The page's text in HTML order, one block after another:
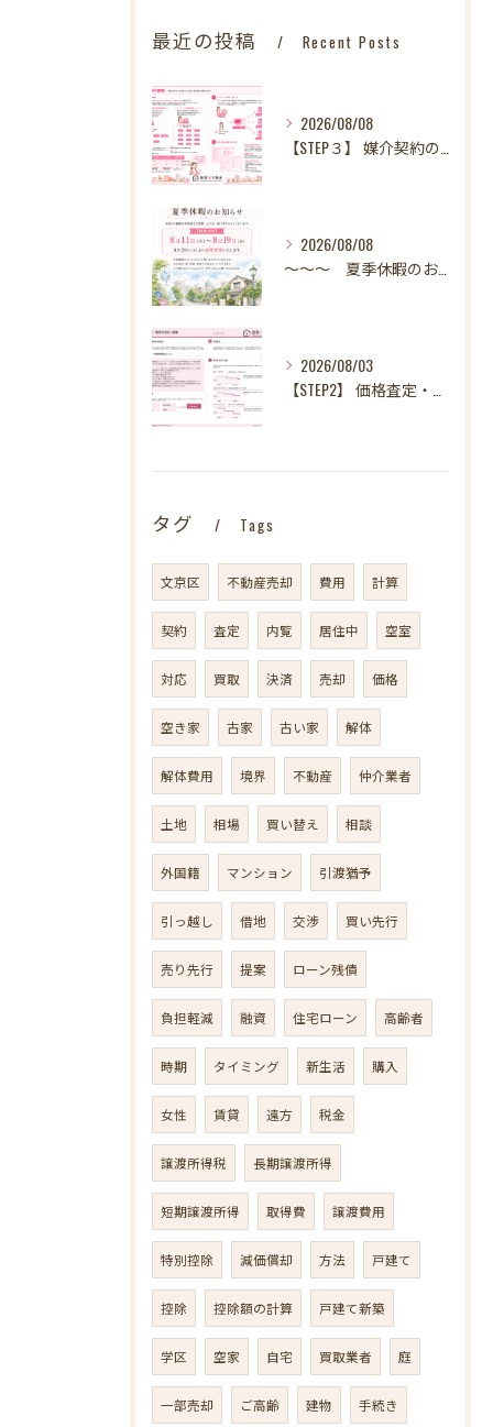
最近の投稿 Recent Posts
2026/08/08
【STEP３】 媒介契約の締結
2026/08/08
～～～ 夏季休暇のお知らせ ～～～
2026/08/03
【STEP2】 価格査定・販売方法のご提案
タグ Tags
文京区 不動産売却 費用 計算
契約 査定 内覧 居住中 空室
対応 買取 決済 売却 価格
空き家 古家 古い家 解体
解体費用 境界 不動産 仲介業者
土地 相場 買い替え 相談
外国籍 マンション 引渡猶予
引っ越し 借地 交渉 買い先行
売り先行 提案 ローン残債
負担軽減 融資 住宅ローン 高齢者
時期 タイミング 新生活 購入
女性 賃貸 遠方 税金
譲渡所得税 長期譲渡所得
短期譲渡所得 取得費 譲渡費用
特別控除 減価償却 方法 戸建て
控除 控除額の計算 戸建て新築
学区 空家 自宅 買取業者 庭
一部売却 ご高齢 建物 手続き